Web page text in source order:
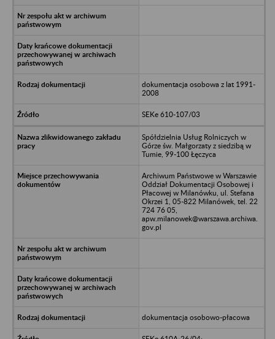
dokumentacja osobowa z lat 1991-
2008
SEKe 610-107/03
Spółdzielnia Usług Rolniczych w
Górze św. Małgorzaty z siedzibą w
Tumie, 99-100 Łęczyca
Archiwum Państwowe w Warszawie
Oddział Dokumentacji Osobowej i
Płacowej w Milanówku, ul. Stefana
Okrzei 1, 05-822 Milanówek, tel. 22
724 76 05,
apw.milanowek@warszawa.archiwa.
gov.pl
dokumentacja osobowo-płacowa